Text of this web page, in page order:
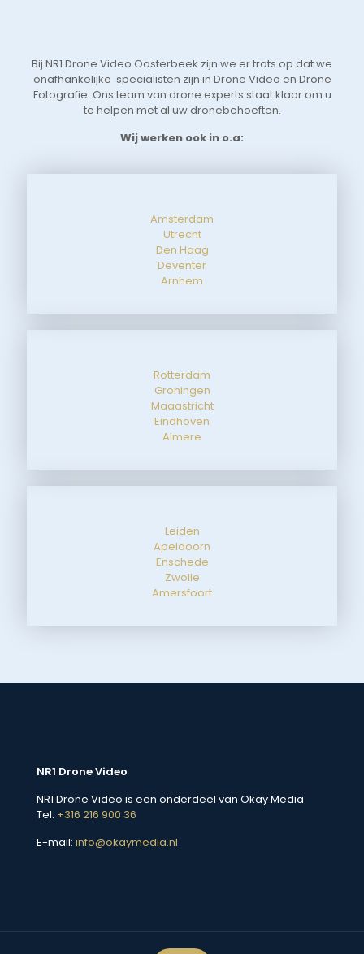
Bij NR1 Drone Video Oosterbeek zijn we er trots op dat we
onafhankelijke specialisten zijn in Drone Video en Drone
Fotografie. Ons team van drone experts staat klaar om u
te helpen met al uw dronebehoeften.
Wij werken ook in o.a:
Amsterdam
Utrecht
Den Haag
Deventer
Arnhem
Rotterdam
Groningen
Maaastricht
Eindhoven
Almere
Leiden
Apeldoorn
Enschede
Zwolle
Amersfoort
NR1 Drone Video
NR1 Drone Video is een onderdeel van Okay Media
Tel: +316 216 900 36
E-mail: info@okaymedia.nl